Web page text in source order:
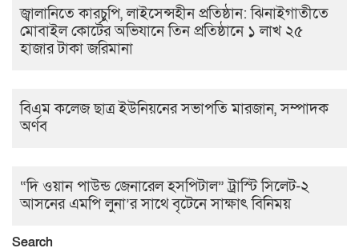
জ্বালানিতে কারচুপি, লাইসেন্সহীন প্রতিষ্ঠান: ঝিনাইগাতীতে
মোবাইল কোর্টের অভিযানে তিন প্রতিষ্ঠানে ১ লাখ ২৫
হাজার টাকা জরিমানা
বিএম কলেজ ছাত্র ইউনিয়নের সভাপতি মারজান, সম্পাদক
অর্ণব
“দি ওয়ান পাউন্ড জেনারেল হসপিটাল” ট্রাস্টি সিলেট-২
আসনের এমপি লুনা’র সা‌থে বৃটেনে সাক্ষাৎ বিনিময়
Search